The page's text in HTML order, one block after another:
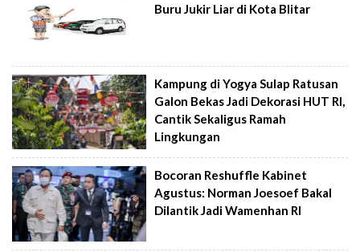
Buru Jukir Liar di Kota Blitar
Kampung di Yogya Sulap Ratusan
Galon Bekas Jadi Dekorasi HUT RI,
Cantik Sekaligus Ramah
Lingkungan
Bocoran Reshuffle Kabinet
Agustus: Norman Joesoef Bakal
Dilantik Jadi Wamenhan RI